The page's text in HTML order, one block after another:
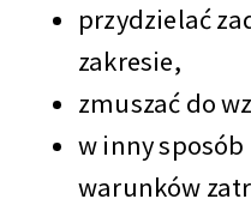
przydzielać
zakresie,
zmuszać do
w inny
warunków